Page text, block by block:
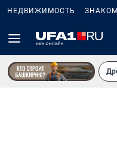
НЕДВИЖИМОСТЬ